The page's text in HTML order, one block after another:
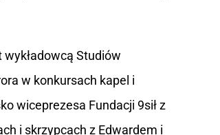
Studiów
w konkursach kapel i
wiceprezesa Fundacji 9sił z
i skrzypcach z Edwardem i